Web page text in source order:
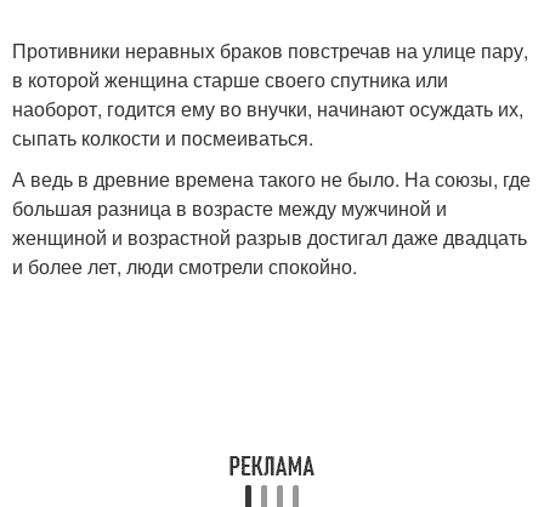
Противники неравных браков повстречав на улице пару,
в которой женщина старше своего спутника или
наоборот, годится ему во внучки, начинают осуждать их,
сыпать колкости и посмеиваться.
А ведь в древние времена такого не было. На союзы, где
большая разница в возрасте между мужчиной и
женщиной и возрастной разрыв достигал даже двадцать
и более лет, люди смотрели спокойно.